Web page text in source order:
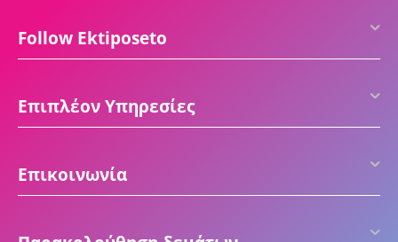
Follow Ektiposeto
Επιπλέον Υπηρεσίες
Επικοινωνία